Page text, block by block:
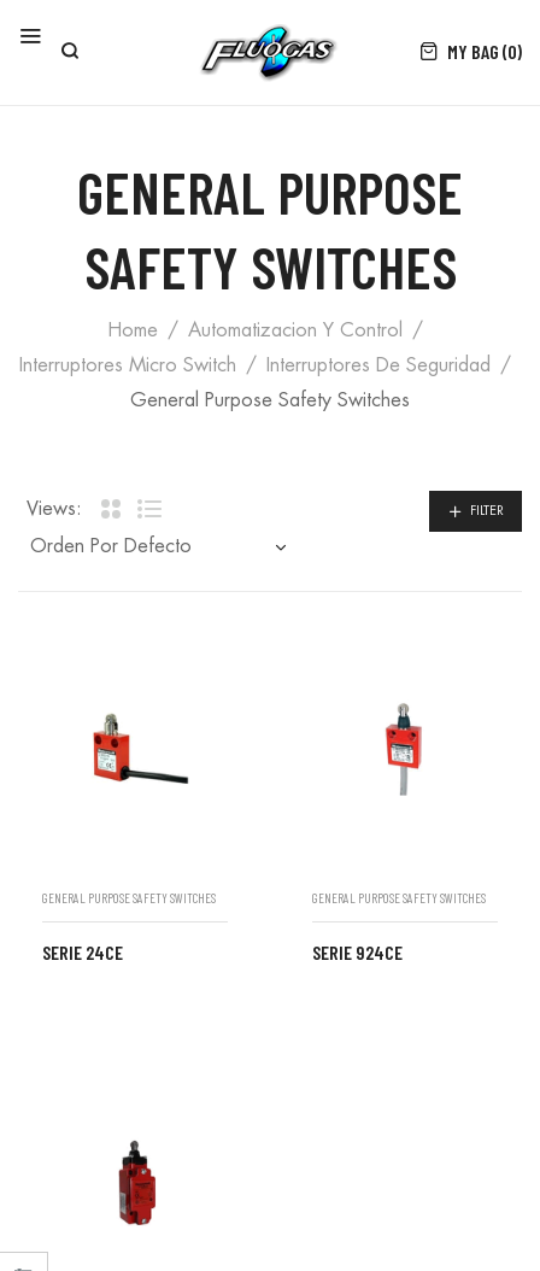
MY BAG (0)
GENERAL PURPOSE
SAFETY SWITCHES
Home
Automatizacion Y Control
Interruptores Micro Switch
Interruptores De Seguridad
General Purpose Safety Switches
Views: FILTER
GENERAL PURPOSE SAFETY SWITCHES
SERIE 24CE
GENERAL PURPOSE SAFETY SWITCHES
SERIE 924CE